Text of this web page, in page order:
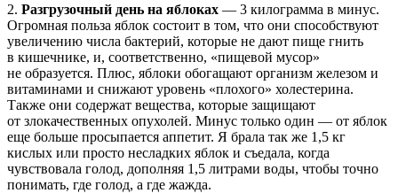
2. Разгрузочный день на яблоках — 3 килограмма в минус.
Огромная польза яблок состоит в том, что они способствуют
увеличению числа бактерий, которые не дают пище гнить
в кишечнике, и, соответственно, «пищевой мусор»
не образуется. Плюс, яблоки обогащают организм железом и
витаминами и снижают уровень «плохого» холестерина.
Также они содержат вещества, которые защищают
от злокачественных опухолей. Минус только один — от яблок
еще больше просыпается аппетит. Я брала так же 1,5 кг
кислых или просто несладких яблок и съедала, когда
чувствовала голод, дополняя 1,5 литрами воды, чтобы точно
понимать, где голод, а где жажда.